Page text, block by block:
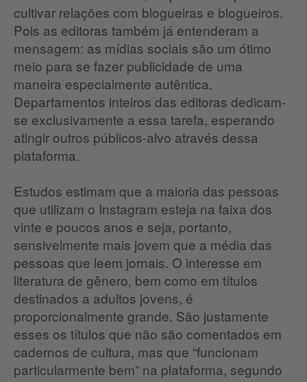
cultivar relações com blogueiras e blogueiros.
Pois as editoras também já entenderam a
mensagem: as mídias sociais são um ótimo
meio para se fazer publicidade de uma
maneira especialmente autêntica.
Departamentos inteiros das editoras dedicam-
se exclusivamente a essa tarefa, esperando
atingir outros públicos-alvo através dessa
plataforma.
Estudos estimam que a maioria das pessoas
que utilizam o Instagram esteja na faixa dos
vinte e poucos anos e seja, portanto,
sensivelmente mais jovem que a média das
pessoas que leem jornais. O interesse em
literatura de gênero, bem como em títulos
destinados a adultos jovens, é
proporcionalmente grande. São justamente
esses os títulos que não são comentados em
cadernos de cultura, mas que “funcionam
particularmente bem” na plataforma, segundo